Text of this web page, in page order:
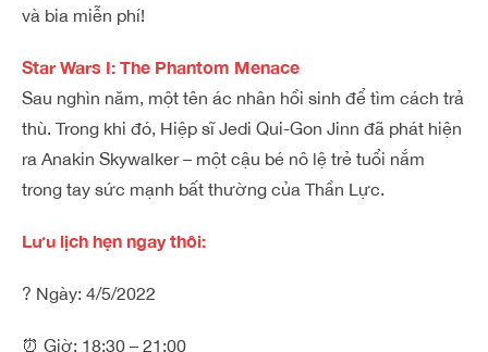
và bia miễn phí!
Star Wars I: The Phantom Menace
Sau nghìn năm, một tên ác nhân hồi sinh để tìm cách trả
thù. Trong khi đó, Hiệp sĩ Jedi Qui-Gon Jinn đã phát hiện
ra Anakin Skywalker – một cậu bé nô lệ trẻ tuổi nắm
trong tay sức mạnh bất thường của Thần Lực.
Lưu lịch hẹn ngay thôi:
? Ngày: 4/5/2022
⏰ Giờ: 18:30 – 21:00